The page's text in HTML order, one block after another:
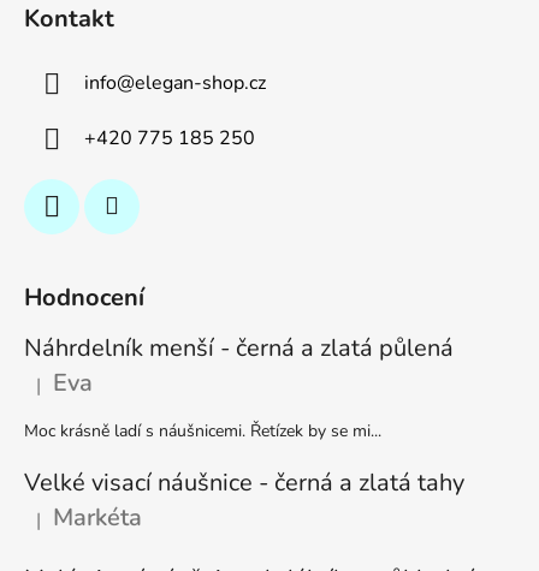
Kontakt
info@elegan-shop.cz
+420 775 185 250
Hodnocení
Náhrdelník menší - černá a zlatá půlená
Hodnocení produktu je 5 z 5 hvězdiček.
| Eva
Moc krásně ladí s náušnicemi. Řetízek by se mi...
Velké visací náušnice - černá a zlatá tahy
Hodnocení produktu je 5 z 5 hvězdiček.
| Markéta